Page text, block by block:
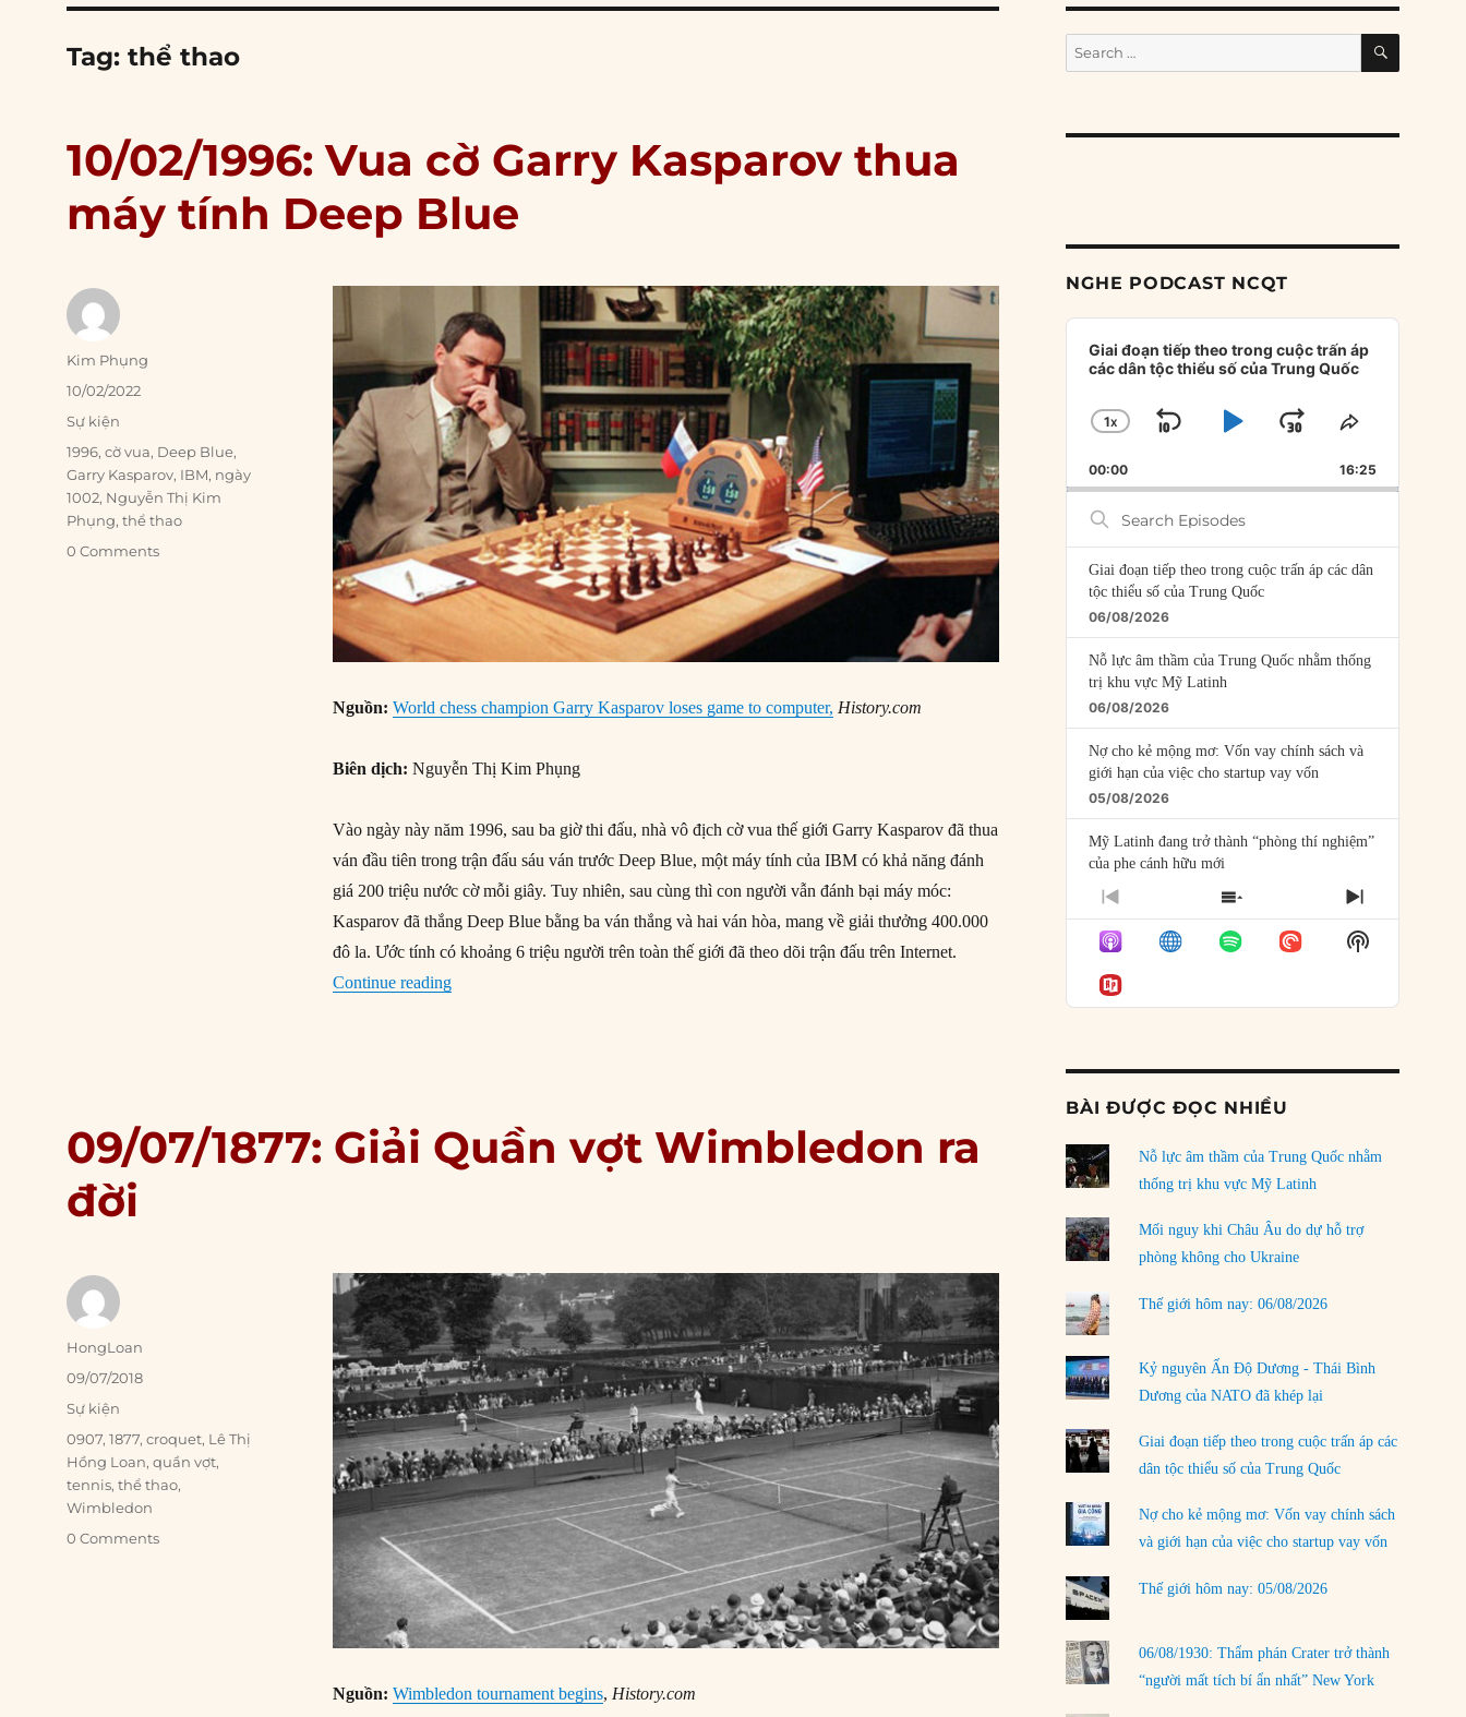
Tag:thể thao
10/02/1996: Vua cờ Garry Kasparov thua
máy tính Deep Blue
Nguồn: World chess champion Garry Kasparov loses game to computer, History.com
Biên dịch: Nguyễn Thị Kim Phụng
Vào ngày này năm 1996, sau ba giờ thi đấu, nhà vô địch cờ vua thế giới Garry Kasparov đã thua
ván đầu tiên trong trận đấu sáu ván trước Deep Blue, một máy tính của IBM có khả năng đánh
giá 200 triệu nước cờ mỗi giây. Tuy nhiên, sau cùng thì con người vẫn đánh bại máy móc:
Kasparov đã thắng Deep Blue bằng ba ván thắng và hai ván hòa, mang về giải thưởng 400.000
đô la. Ước tính có khoảng 6 triệu người trên toàn thế giới đã theo dõi trận đấu trên Internet.
Continue reading“10/02/1996: Vua cờ Garry Kasparov thua máy tính Deep Blue”
Author
Kim Phụng
Posted
10/02/2022
Categories
Sự kiện
Tags
1996,cờ vua, Deep Blue,
Garry Kasparov, IBM, ngày
1002, Nguyễn Thị Kim
Phụng,thể thao
0 Comments
09/07/1877: Giải Quần vợt Wimbledon ra
đời
Nguồn: Wimbledon tournament begins, History.com
Author
HongLoan
Posted
09/07/2018
Categories
Sự kiện
Tags
0907,1877,croquet, Lê Thị
Hồng Loan,quần vợt,
tennis,thể thao,
Wimbledon
0 Comments
Search
for:
SEARCH
NGHE PODCAST NCQT
Audio
Player
Giai đoạn tiếp theo trong cuộc trấn áp
các dân tộc thiểu số của Trung Quốc
CHANGE
RATE
1X
SKIP
BACKWARD
PLAYJUMP
FORWARD
SHARE
EPISODE
00:00 16:25
Search
Episodes
Giai đoạn tiếp theo trong cuộc trấn áp các dân
tộc thiểu số của Trung Quốc
06/08/2026
Nỗ lực âm thầm của Trung Quốc nhằm thống
trị khu vực Mỹ Latinh
06/08/2026
Nợ cho kẻ mộng mơ: Vốn vay chính sách và
giới hạn của việc cho startup vay vốn
05/08/2026
Mỹ Latinh đang trở thành “phòng thí nghiệm”
của phe cánh hữu mới
04/08/2026
Tại sao Trung Quốc phủ nhận cuộc gặp với
Ngoại trưởng Nhật Bản?
04/08/2026
03/08/2026
Đặt cược vào thất bại: Các quỹ đầu tư mạo
rủi ro
02/08/2026
Làm thế nào để kết thúc Chiến tranh Iran?
01/08/2026
Chiến lược kế tiếp của Bắc Kinh ở Biển Đông
31/07/2026
Trật tự thế giới mới: Các nước nhỏ sẽ luôn
phải chịu đựng?
LOAD MORE
PREVIOUS
EPISODE
SHOW
EPISODES
LIST
NEXT
EPISODE
Show
Podcast
BÀI ĐƯỢC ĐỌC NHIỀU
Nỗ lực âm thầm của Trung Quốc nhằm
thống trị khu vực Mỹ Latinh
Mối nguy khi Châu Âu do dự hỗ trợ
phòng không cho Ukraine
Thế giới hôm nay: 06/08/2026
Kỷ nguyên Ấn Độ Dương - Thái Bình
Dương của NATO đã khép lại
Giai đoạn tiếp theo trong cuộc trấn áp các
dân tộc thiểu số của Trung Quốc
Nợ cho kẻ mộng mơ: Vốn vay chính sách
và giới hạn của việc cho startup vay vốn
Thế giới hôm nay: 05/08/2026
06/08/1930: Thẩm phán Crater trở thành
“người mất tích bí ẩn nhất” New York